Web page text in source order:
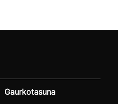
Gaurkotasuna